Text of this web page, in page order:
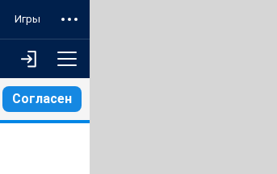
Игры
Согласен